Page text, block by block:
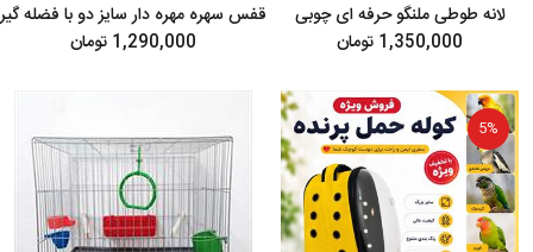
لانه طوطی ملنگو حرفه ای چوبی
1,350,000 تومان
قفس سهره مهره دار سایز دو با فضله گیر
1,290,000 تومان
5%